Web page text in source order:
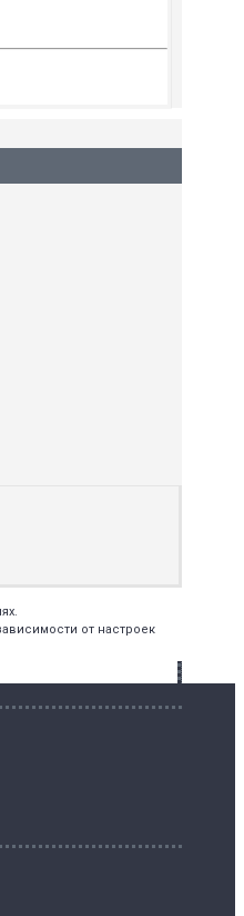
от настроек